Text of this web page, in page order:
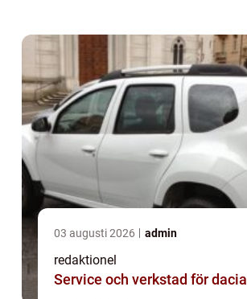
03 augusti 2026 admin
redaktionel
Service och verkstad för dacia